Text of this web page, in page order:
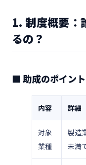
1. 制度概要：
るの？
■ 助成のポイント
内容 詳細
対象
業種
製造
未満